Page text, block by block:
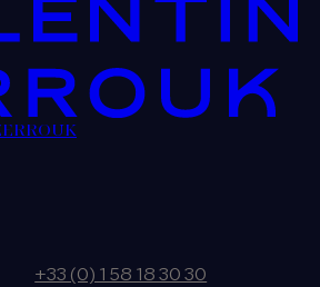
+33 (0) 1 58 18 30 30